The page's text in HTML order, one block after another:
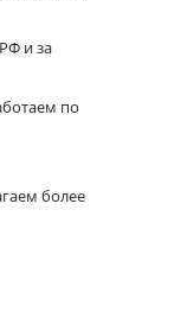
и за
по
более